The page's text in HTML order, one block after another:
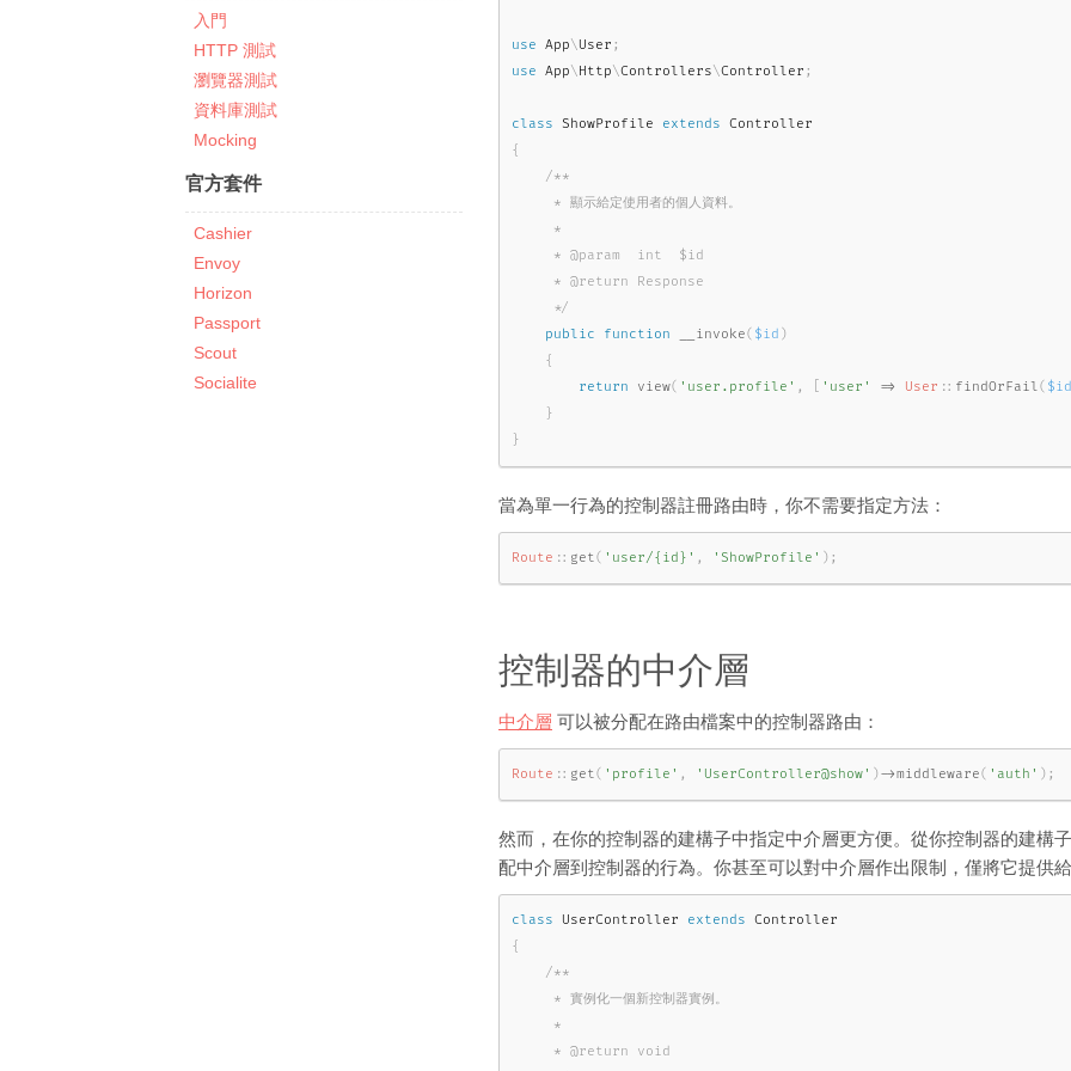
入門
HTTP 測試
瀏覽器測試
資料庫測試
Mocking
官方套件
Cashier
Envoy
Horizon
Passport
Scout
Socialite
use App\User ;
use
App\Http\Controllers\Controller ;
class ShowProfile extends
Controller
{
/**
     * 顯示給定使用者的個人資料。
     *
     * @param  int  $id
     * @return Response
     */
public
function __invoke( $id )
{
return
view( 'user.profile' , 'user' => User :: findOrFail( $id
}
}
當為單一行為的控制器註冊路由時，你不需要指定方法：
Route :: get ( 'user/{id}' , 'ShowProfile' ) ;
控制器的中介層
中介層 可以被分配在路由檔案中的控制器路由：
Route :: get ( 'profile' , 'UserController@show' ) ->middleware( 'auth' ) ;
然而，在你的控制器的建構子中指定中介層更方便。從你控制器的建構
配中介層到控制器的行為。你甚至可以對中介層作出限制，僅將它提供
class UserController extends
Controller
{
/**
     * 實例化一個新控制器實例。
     *
     * @return void